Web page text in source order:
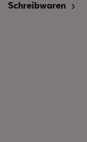
Schreibwaren